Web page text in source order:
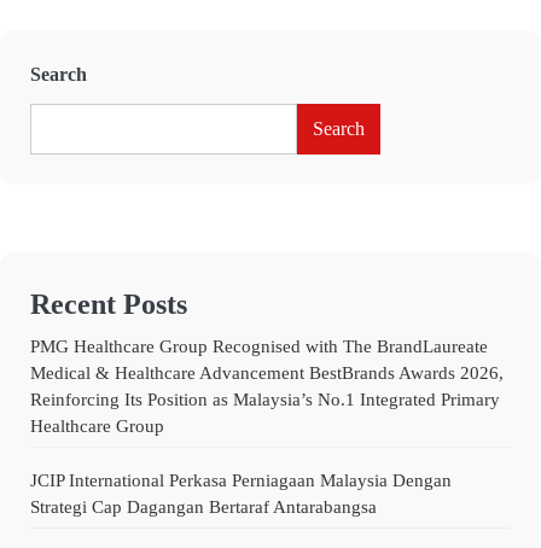
Search
Search
Recent Posts
PMG Healthcare Group Recognised with The BrandLaureate
Medical & Healthcare Advancement BestBrands Awards 2026,
Reinforcing Its Position as Malaysia’s No.1 Integrated Primary
Healthcare Group
JCIP International Perkasa Perniagaan Malaysia Dengan
Strategi Cap Dagangan Bertaraf Antarabangsa